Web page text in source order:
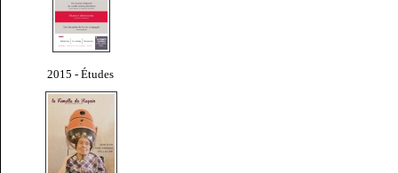
2015 - Études